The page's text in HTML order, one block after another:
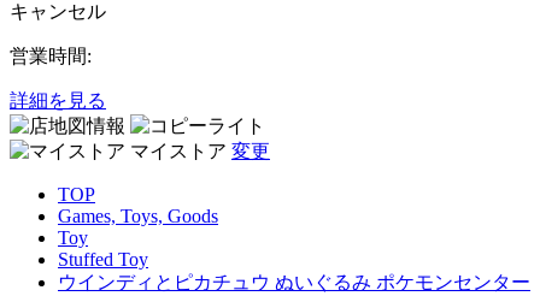
キャンセル
営業時間:
詳細を見る
マイストア 変更
TOP
Games, Toys, Goods
Toy
Stuffed Toy
ウインディとピカチュウ ぬいぐるみ ポケモンセンター